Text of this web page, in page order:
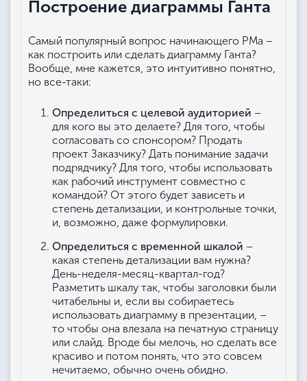
Построение диаграммы Ганта
Самый популярный вопрос начинающего РМа –
как построить или сделать диаграмму Ганта?
Вообще, мне кажется, это интуитивно понятно,
но все-таки:
Определиться с целевой аудиторией –
для кого вы это делаете? Для того, чтобы
согласовать со спонсором? Продать
проект Заказчику? Дать понимание задачи
подрядчику? Для того, чтобы использовать
как рабочий инструмент совместно с
командой? От этого будет зависеть и
степень детализации, и контрольные точки,
и, возможно, даже формулировки.
Определиться с временной шкалой –
какая степень детализации вам нужна?
День-неделя-месяц-квартал-год?
Разметить шкалу так, чтобы заголовки были
читабельны и, если вы собираетесь
использовать диаграмму в презентации, –
то чтобы она влезала на печатную страницу
или слайд. Вроде бы мелочь, но сделать все
красиво и потом понять, что это совсем
нечитаемо, обычно очень обидно.